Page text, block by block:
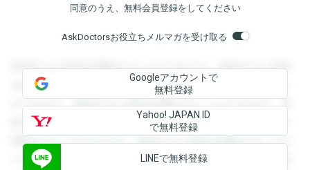
同意のうえ、無料会員登録をしてください
AskDoctorsお役立ちメルマガを受け取る
登録すると回答を閲覧することができます。登録すると回答
を閲覧することができます。登録すると回答を閲覧すること
ができます。登録すると回答を閲覧することができます。登
録すると回答を閲覧することができます。登録すると回答を
閲覧することができます。登録すると回答を閲覧することが
できます。登録すると回答を閲覧することができます。登録
Googleアカウントで
無料登録
Yahoo! JAPAN ID
で無料登録
LINEで無料登録